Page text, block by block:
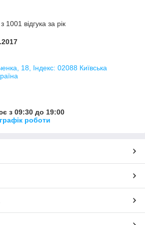
1001 відгука за рік
18, Індекс: 02088 Київська
з 09:30 до 19:00
роботи